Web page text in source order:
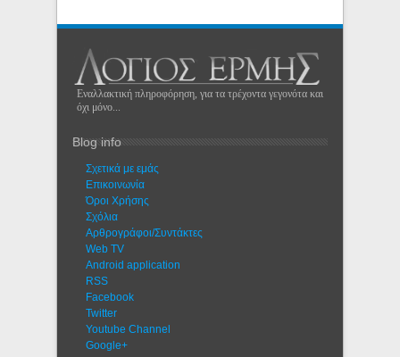
Εναλλακτική πληροφόρηση, για τα τρέχοντα γεγονότα και
όχι μόνο...
Blog info
Σχετικά με εμάς
Eπικοινωνία
Όροι Χρήσης
Σχόλια
Αρθρογράφοι/Συντάκτες
Web TV
Android application
RSS
Facebook
Twitter
Youtube Channel
Google+